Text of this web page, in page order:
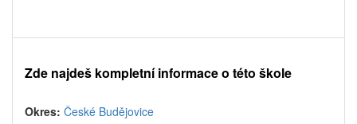
Zde najdeš kompletní informace o této škole
Okres: České Budějovice